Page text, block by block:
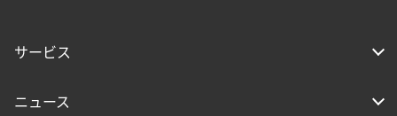
サービス
ニュース